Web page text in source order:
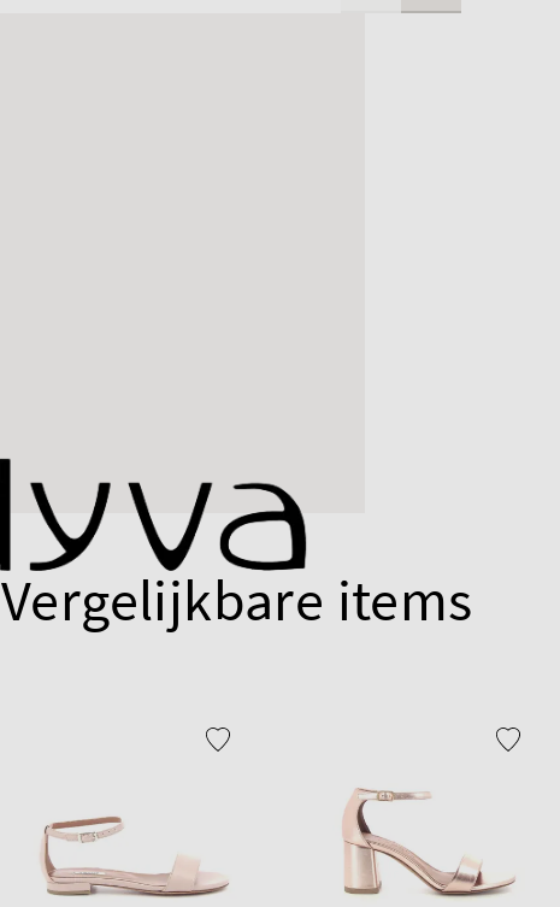
Vergelijkbare items